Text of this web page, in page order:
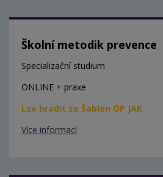
Školní metodik prevence
Specializační studium
ONLINE + praxe
Lze hradit ze Šablon OP JAK
Více informací